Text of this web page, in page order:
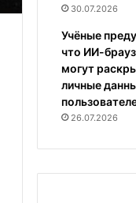
30.07.2026
Учёные
что ИИ-
могут
личные
26.07.2026